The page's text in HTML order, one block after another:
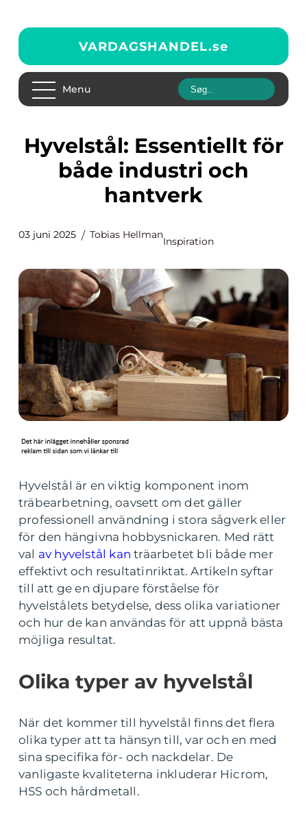
VARDAGSHANDEL.se
Menu
Hyvelstål: Essentiellt för
både industri och
hantverk
03 juni 2025 Tobias Hellman
Inspiration
Hyvelstål är en viktig komponent inom
träbearbetning, oavsett om det gäller
professionell användning i stora sågverk eller
för den hängivna hobbysnickaren. Med rätt
val av hyvelstål kan träarbetet bli både mer
effektivt och resultatinriktat. Artikeln syftar
till att ge en djupare förståelse för
hyvelstålets betydelse, dess olika variationer
och hur de kan användas för att uppnå bästa
möjliga resultat.
Olika typer av hyvelstål
När det kommer till hyvelstål finns det flera
olika typer att ta hänsyn till, var och en med
sina specifika för- och nackdelar. De
vanligaste kvaliteterna inkluderar Hicrom,
HSS och hårdmetall.